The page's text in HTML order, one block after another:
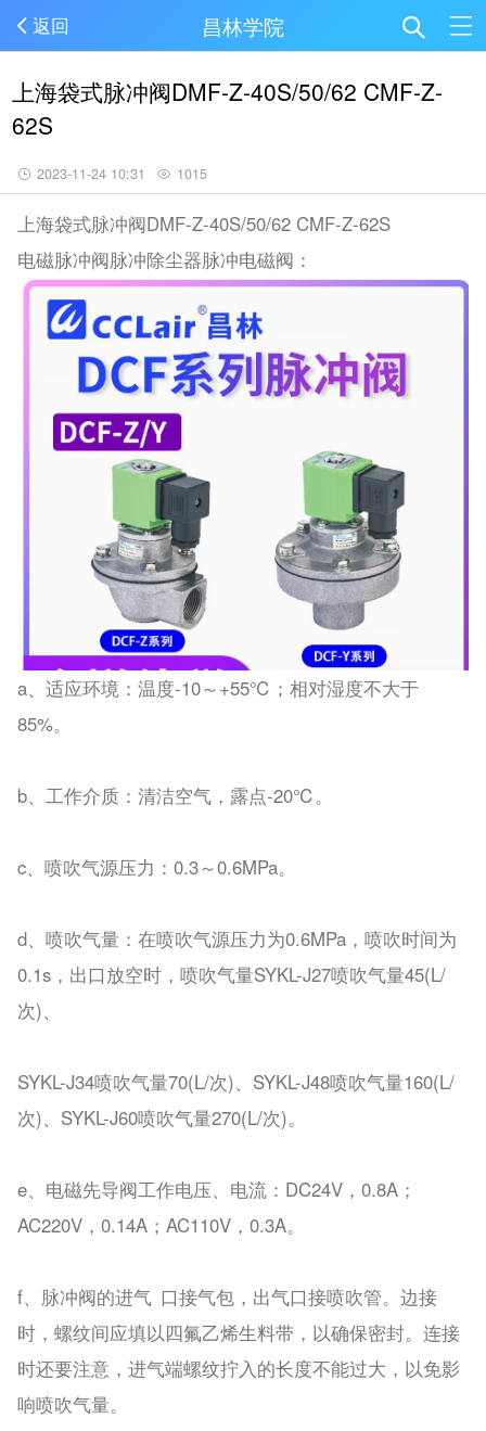
返回 昌林学院
上海袋式脉冲阀DMF-Z-40S/50/62 CMF-Z-
62S
2023-11-24 10:31 1015
上海袋式脉冲阀DMF-Z-40S/50/62 CMF-Z-62S
电磁脉冲阀脉冲除尘器脉冲电磁阀：
a、适应环境：温度-10～+55℃；相对湿度不大于
85%。
b、工作介质：清洁空气，露点-20℃。
c、喷吹气源压力：0.3～0.6MPa。
d、喷吹气量：在喷吹气源压力为0.6MPa，喷吹时间为
0.1s，出口放空时，喷吹气量SYKL-J27喷吹气量45(L/
次)、
SYKL-J34喷吹气量70(L/次)、SYKL-J48喷吹气量160(L/
次)、SYKL-J60喷吹气量270(L/次)。
e、电磁先导阀工作电压、电流：DC24V，0.8A；
AC220V，0.14A；AC110V，0.3A。
f、脉冲阀的进气 口接气包，出气口接喷吹管。边接
时，螺纹间应填以四氟乙烯生料带，以确保密封。连接
时还要注意，进气端螺纹拧入的长度不能过大，以免影
响喷吹气量。